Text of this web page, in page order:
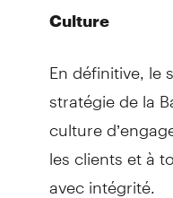
Culture
En définitive, le
stratégie de la
culture
les clients et à
avec intégrité.